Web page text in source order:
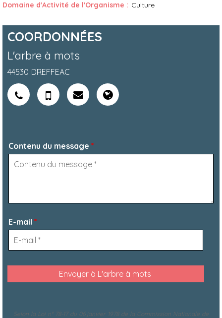
Domaine d'Activité de l'Organisme : Culture
COORDONNÉES
L'arbre à mots
44530 DREFFEAC
Contenu du message *
E-mail *
Selon la Loi n° 78-17 du 06 janvier 1978 de la Commission Nationale de